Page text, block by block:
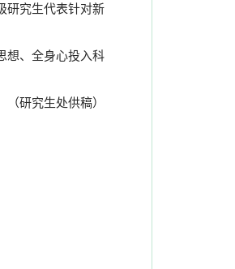
研究生代表针对新
想、全身心投入科
（研究生处供稿）